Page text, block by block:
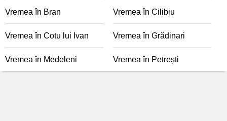
Vremea în Bran Vremea în Cilibiu
Vremea în Cotu lui Ivan Vremea în Grădinari
Vremea în Medeleni Vremea în Petrești